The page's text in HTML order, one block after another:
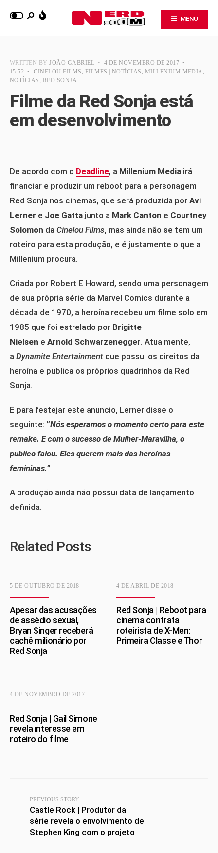
MENU
WRITTEN BYJOÃO GABRIEL • 4 DE NOVEMBRO DE 2017 •
15:52 • CINELOU FILMS , FILMES | NOTÍCIAS , MILLENIUM MEDIA ,
NOTÍCIAS , RED SONJA
Filme da Red Sonja está
em desenvolvimento
De acordo com o Deadline, a Millenium Media irá
financiar e produzir um reboot para a personagem
Red Sonja nos cinemas, que será produzida por Avi
Lerner e Joe Gatta junto a Mark Canton e Courtney
Solomon da Cinelou Films, mas ainda não se tem um
roteiro para esta produção, e é justamente o que a
Millenium procura.
Criada por Robert E Howard, sendo uma personagem
de sua própria série da Marvel Comics durante a
década de 1970, a heroína recebeu um filme solo em
1985 que foi estrelado por Brigitte
Nielsen e Arnold Schwarzenegger. Atualmente,
a Dynamite Entertainment que possui os direitos da
heroína e publica os próprios quadrinhos da Red
Sonja.
E para festejar este anuncio, Lerner disse o
seguinte: ”Nós esperamos o momento certo para este
remake. E com o sucesso de Mulher-Maravilha, o
publico falou. Eles querem mais das heroínas
femininas.”
A produção ainda não possui data de lançamento
definida.
Related Posts
5 DE OUTUBRO DE 2018
Apesar das acusações
de assédio sexual,
Bryan Singer receberá
cachê milionário por
Red Sonja
4 DE ABRIL DE 2018
Red Sonja | Reboot para
cinema contrata
roteirista de X-Men:
Primeira Classe e Thor
4 DE NOVEMBRO DE 2017
Red Sonja | Gail Simone
revela interesse em
roteiro do filme
PREVIOUS STORY
Castle Rock | Produtor da
série revela o envolvimento de
Stephen King com o projeto